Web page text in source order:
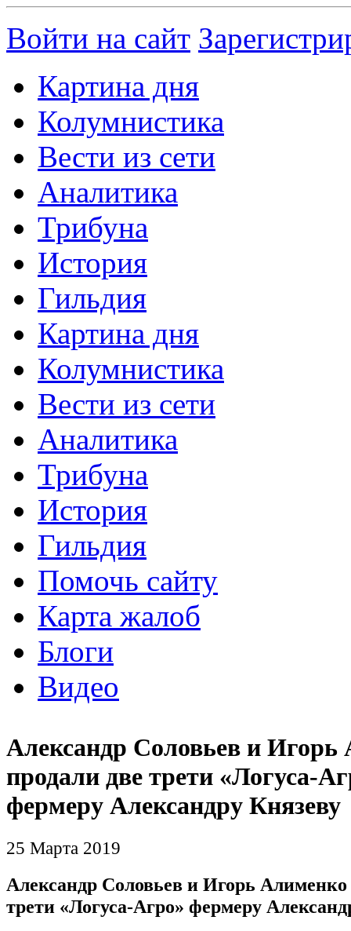
Войти на сайт
Картина дня
Колумнистика
Вести из сети
Аналитика
Трибуна
История
Гильдия
Картина дня
Колумнистика
Вести из сети
Аналитика
Трибуна
История
Гильдия
Помочь сайту
Карта жалоб
Блоги
Видео
Александр Соловьев и Игорь
продали две трети «Логуса-
фермеру Александру Князеву
25 Марта 2019
Александр Соловьев и Игорь Алименко
трети «Логуса-Агро» фермеру